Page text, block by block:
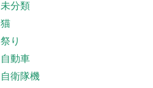
未分類
猫
祭り
自動車
自衛隊機